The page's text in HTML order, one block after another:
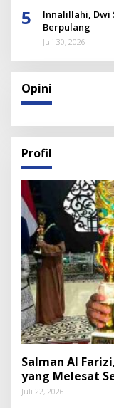
5
Innalillahi, Dwi
Berpulang
Juli 30, 2026
Opini
Profil
Salman Al
yang Melesat
Juli 22, 2026